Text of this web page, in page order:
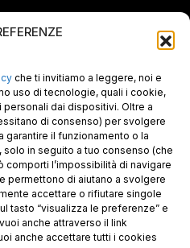
che ti invitiamo a leggere, noi e
uso di tecnologie, quali i cookie,
dai dispositivi. Oltre a
di consenso) per svolgere
garantire il funzionamento o la
in seguito a tuo consenso (che
comporti l’impossibilità di navigare
permettono di aiutano a svolgere
accettare o rifiutare singole
tasto “visualizza le preferenze” e
anche attraverso il link
anche accettare tutti i cookies